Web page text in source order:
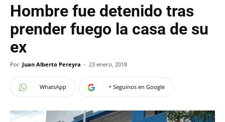
Hombre fue detenido tras
prender fuego la casa de su
ex
Por Juan Alberto Pereyra - 23 enero, 2018
WhatsApp + Seguinos en Google